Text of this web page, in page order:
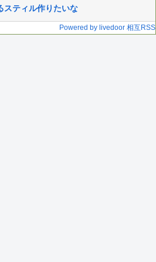
スティル作りたいな
Powered by livedoor 相互RSS